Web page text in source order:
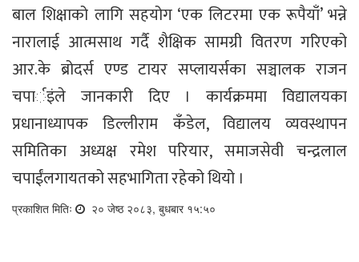
बाल शिक्षाको लागि सहयोग ‘एक लिटरमा एक रूपैयाँ’ भन्ने
नारालाई आत्मसाथ गर्दै शैक्षिक सामग्री वितरण गरिएको
आर.के ब्रोदर्स एण्ड टायर सप्लायर्सका सञ्चालक राजन
चपार्इंले जानकारी दिए । कार्यक्रममा विद्यालयका
प्रधानाध्यापक डिल्लीराम कँडेल, विद्यालय व्यवस्थापन
समितिका अध्यक्ष रमेश परियार, समाजसेवी चन्द्रलाल
चपाईंलगायतको सहभागिता रहेको थियो ।
प्रकाशित मितिः २० जेष्ठ २०८३, बुधबार १५:५०